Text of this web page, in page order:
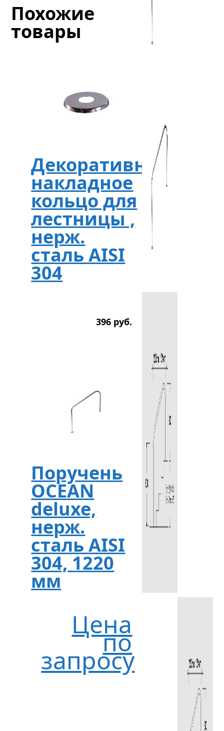
Похожие
товары
Декоративное
накладное
кольцо для
лестницы ,
нерж.
сталь AISI
304
396 руб.
Поручень
OCEAN
deluxe,
нерж.
сталь AISI
304, 1220
мм
Цена
по
запросу